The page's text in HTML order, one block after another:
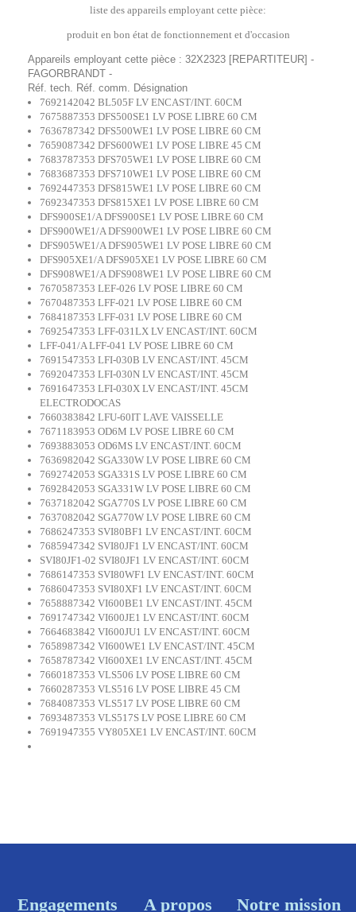
liste des appareils employant cette pièce:
produit en bon état de fonctionnement et d'occasion
Appareils employant cette pièce : 32X2323 [REPARTITEUR] -
FAGORBRANDT -
Réf. tech. Réf. comm. Désignation
7692142042 BL505F LV ENCAST/INT. 60CM
7675887353 DFS500SE1 LV POSE LIBRE 60 CM
7636787342 DFS500WE1 LV POSE LIBRE 60 CM
7659087342 DFS600WE1 LV POSE LIBRE 45 CM
7683787353 DFS705WE1 LV POSE LIBRE 60 CM
7683687353 DFS710WE1 LV POSE LIBRE 60 CM
7692447353 DFS815WE1 LV POSE LIBRE 60 CM
7692347353 DFS815XE1 LV POSE LIBRE 60 CM
DFS900SE1/A DFS900SE1 LV POSE LIBRE 60 CM
DFS900WE1/A DFS900WE1 LV POSE LIBRE 60 CM
DFS905WE1/A DFS905WE1 LV POSE LIBRE 60 CM
DFS905XE1/A DFS905XE1 LV POSE LIBRE 60 CM
DFS908WE1/A DFS908WE1 LV POSE LIBRE 60 CM
7670587353 LEF-026 LV POSE LIBRE 60 CM
7670487353 LFF-021 LV POSE LIBRE 60 CM
7684187353 LFF-031 LV POSE LIBRE 60 CM
7692547353 LFF-031LX LV ENCAST/INT. 60CM
LFF-041/A LFF-041 LV POSE LIBRE 60 CM
7691547353 LFI-030B LV ENCAST/INT. 45CM
7692047353 LFI-030N LV ENCAST/INT. 45CM
7691647353 LFI-030X LV ENCAST/INT. 45CM
ELECTRODOCAS
7660383842 LFU-60IT LAVE VAISSELLE
7671183953 OD6M LV POSE LIBRE 60 CM
7693883053 OD6MS LV ENCAST/INT. 60CM
7636982042 SGA330W LV POSE LIBRE 60 CM
7692742053 SGA331S LV POSE LIBRE 60 CM
7692842053 SGA331W LV POSE LIBRE 60 CM
7637182042 SGA770S LV POSE LIBRE 60 CM
7637082042 SGA770W LV POSE LIBRE 60 CM
7686247353 SVI80BF1 LV ENCAST/INT. 60CM
7685947342 SVI80JF1 LV ENCAST/INT. 60CM
SVI80JF1-02 SVI80JF1 LV ENCAST/INT. 60CM
7686147353 SVI80WF1 LV ENCAST/INT. 60CM
7686047353 SVI80XF1 LV ENCAST/INT. 60CM
7658887342 VI600BE1 LV ENCAST/INT. 45CM
7691747342 VI600JE1 LV ENCAST/INT. 60CM
7664683842 VI600JU1 LV ENCAST/INT. 60CM
7658987342 VI600WE1 LV ENCAST/INT. 45CM
7658787342 VI600XE1 LV ENCAST/INT. 45CM
7660187353 VLS506 LV POSE LIBRE 60 CM
7660287353 VLS516 LV POSE LIBRE 45 CM
7684087353 VLS517 LV POSE LIBRE 60 CM
7693487353 VLS517S LV POSE LIBRE 60 CM
7691947355 VY805XE1 LV ENCAST/INT. 60CM
Engagements A propos Notre mission